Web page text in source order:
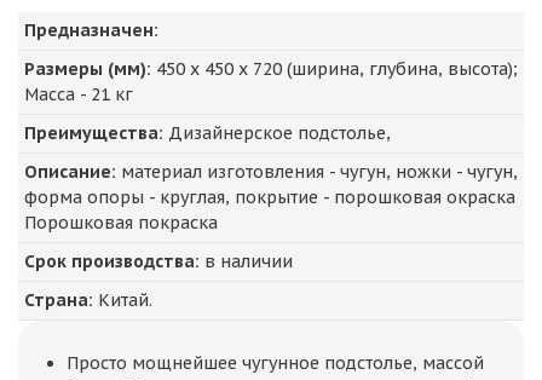
Предназначен:
Размеры (мм): 450 х 450 х 720 (ширина, глубина, высота);
Масса - 21 кг
Преимущества: Дизайнерское подстолье,
Описание: материал изготовления - чугун, ножки - чугун,
форма опоры - круглая, покрытие - порошковая окраска
Порошковая покраска
Срок производства: в наличии
Страна: Китай.
Просто мощнейшее чугунное подстолье, массой